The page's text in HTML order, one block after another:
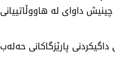
داوای لە هاووڵاتییانی
پارێزگاکانی حەلەب